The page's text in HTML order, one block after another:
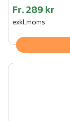
Fr.289 kr
exkl.moms